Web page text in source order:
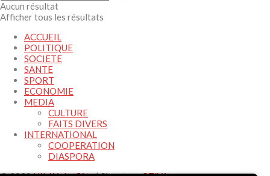
Aucun résultat
Afficher tous les résultats
ACCUEIL
POLITIQUE
SOCIETE
SANTE
SPORT
ECONOMIE
MEDIA
CULTURE
FAITS DIVERS
INTERNATIONAL
COOPERATION
DIASPORA